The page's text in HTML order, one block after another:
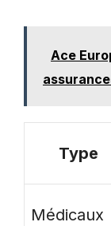
Ace
Type
Médicaux